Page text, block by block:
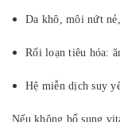
Da khô, môi nứt
Rối loạn tiêu hóa:
Hệ miễn dịch suy
Nếu không bổ sung